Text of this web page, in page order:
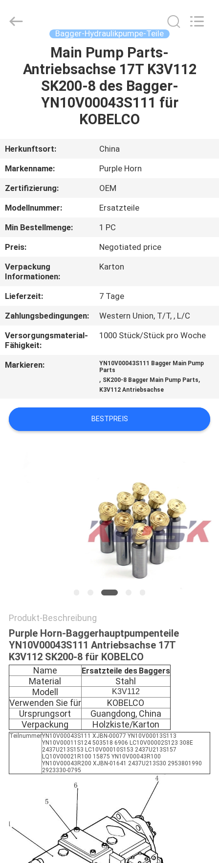
PRODUKTE
FABRIK-
QUALITÄTSKONTROLLE
TRETEN
SIE
MIT
UNS
IN
VERBINDUNG
SIE
EIN
Commerce
Bagger-Hydraulikpumpe-Teile
Main Pump Parts-
Antriebsachse 17T K3V112
SK200-8 des Bagger-
YN10V00043S111 für
KOBELCO
Herkunftsort:
China
Markenname:
Purple Horn
Zertifizierung:
OEM
Modellnummer:
Ersatzteile
Min Bestellmenge:
1 PC
Preis:
Negotiated price
Verpackung
Informationen:
Karton
Lieferzeit:
7 Tage
Zahlungsbedingungen:
Western Union, T/T, , L/C
Versorgungsmaterial-
Fähigkeit:
1000 Stück/Stück pro Woche
Markieren:
YN10V00043S111 Bagger Main Pump
Parts
, SK200-8 Bagger Main Pump Parts,
K3V112 Antriebsachse
BESTPREIS
Produkt-Beschreibung
Purple Horn-Baggerhauptpumpenteile
YN10V00043S111 Antriebsachse 17T
K3V112 SK200-8 für KOBELCO
Name Ersatzteile des Baggers
Material
Stahl
Modell
K3V112
Verwenden Sie für
KOBELCO
Ursprungsort
Guangdong, China
Verpackung
Holzkiste/Karton
TeilnummerYN10V00043S111 XJBN-00077 YN10V00013S113
YN10V00011S124 503518 6906 LC10V00002S123 308E
2437U213S153 LC10V00010S153 2437U213S157
LQ10V00021R100 15875 YN10V00043R100
YN10V00043R200 XJBN-01641 2437U213S30 2953801990
2923330-0795